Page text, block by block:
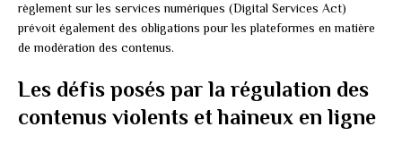
règlement sur les services numériques (Digital Services Act)
prévoit également des obligations pour les plateformes en matière
de modération des contenus.
Les défis posés par la régulation des
contenus violents et haineux en ligne